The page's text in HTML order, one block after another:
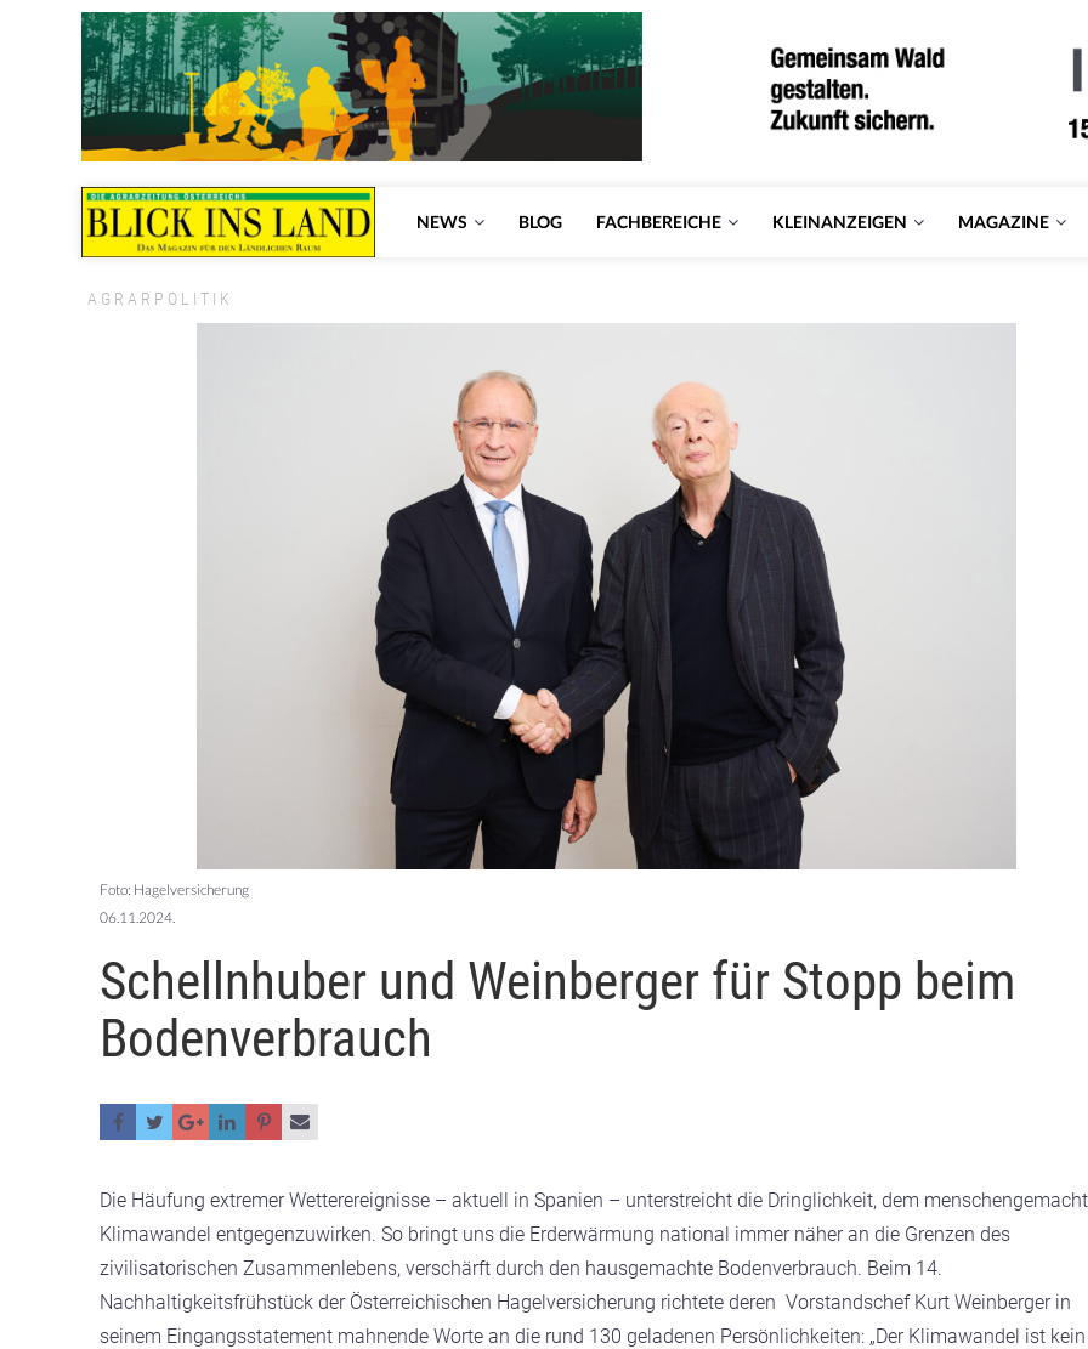
NEWS BLOG FACHBEREICHE KLEINANZEIGEN MAGAZINE
AGRARPOLITIK
Foto: Hagelversicherung
06.11.2024.
Schellnhuber und Weinberger für Stopp beim
Bodenverbrauch
Die Häufung extremer Wetterereignisse – aktuell in Spanien – unterstreicht die Dringlichkeit, dem
Klimawandel entgegenzuwirken. So bringt uns die Erderwärmung national immer näher an die Grenzen des
zivilisatorischen Zusammenlebens, verschärft durch den hausgemachte Bodenverbrauch. Beim 14.
Nachhaltigkeitsfrühstück der Österreichischen Hagelversicherung richtete deren Vorstandschef Kurt Weinberger in
seinem Eingangsstatement mahnende Worte an die rund 130 geladenen Persönlichkeiten: „Der Klimawandel ist kein